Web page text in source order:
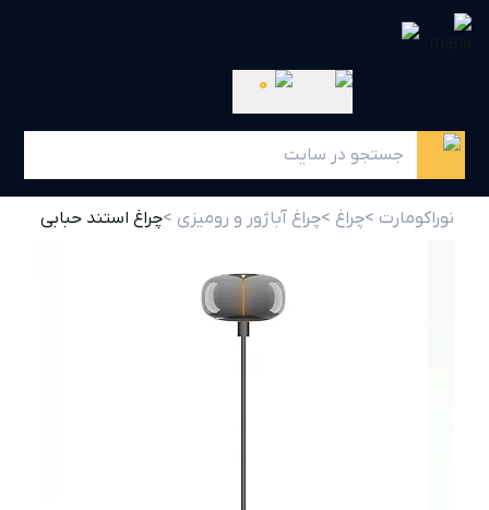
0
نوراکومارت >چراغ >چراغ آباژور و رومیزی >چراغ استند حبابی 4 وات PLX7001 پولاکس